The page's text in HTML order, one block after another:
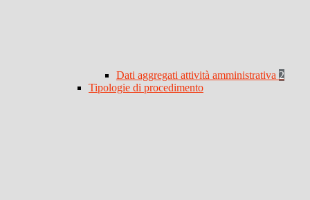
Dati aggregati attività amministrativa 2
Tipologie di procedimento